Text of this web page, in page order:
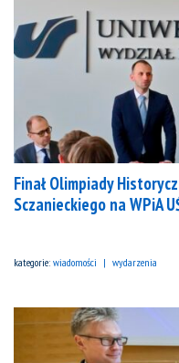
Finał Olimpiady
Sczanieckiego na WPiA
kategorie: wiadomości wydarzenia